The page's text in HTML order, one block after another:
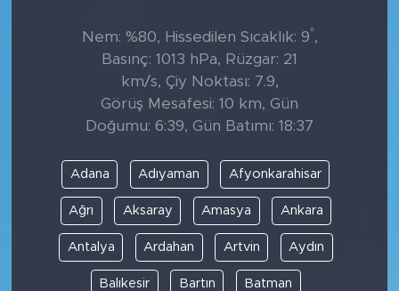
Nem: %80, Hissedilen Sıcaklık: 9°,
Basınç: 1013 hPa, Rüzgar: 21
km/s, Çiy Noktası: 7.9,
Görüş Mesafesi: 10 km, Gün
Doğumu: 6:39, Gün Batımı: 18:37
Adana Adıyaman Afyonkarahisar
Ağrı Aksaray Amasya Ankara
Antalya Ardahan Artvin Aydın
Balıkesir Bartın Batman